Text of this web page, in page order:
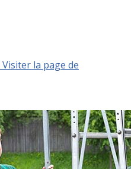
Visiter la page de